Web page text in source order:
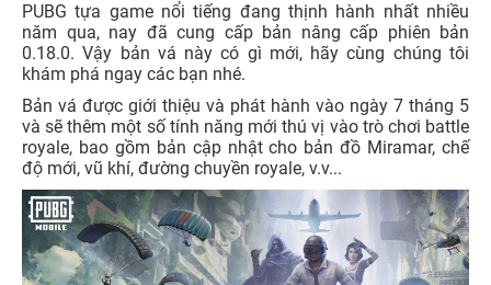
PUBG tựa game nổi tiếng đang thịnh hành nhất nhiều
năm qua, nay đã cung cấp bản nâng cấp phiên bản
0.18.0. Vậy bản vá này có gì mới, hãy cùng chúng tôi
khám phá ngay các bạn nhé.
Bản vá được giới thiệu và phát hành vào ngày 7 tháng 5
và sẽ thêm một số tính năng mới thú vị vào trò chơi battle
royale, bao gồm bản cập nhật cho bản đồ Miramar, chế
độ mới, vũ khí, đường chuyền royale, v.v...